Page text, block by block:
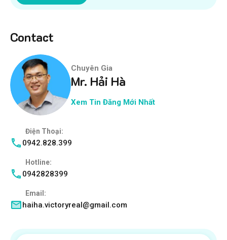
Contact
Chuyên Gia
Mr. Hải Hà
Xem Tin Đăng Mới Nhất
Điện Thoại:
0942.828.399
Hotline:
0942828399
Email:
haiha.victoryreal@gmail.com